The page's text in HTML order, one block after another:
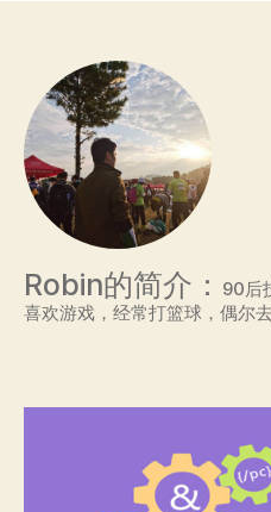
Robin的简介： 90后
喜欢游戏，经常打篮球，偶尔